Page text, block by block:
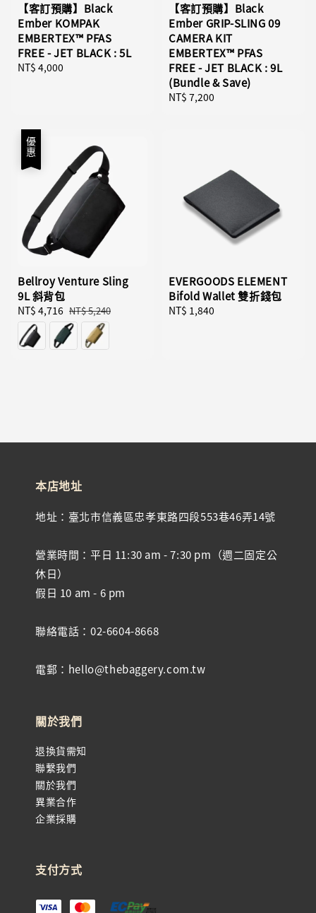
【客訂預購】Black
Ember KOMPAK
EMBERTEX™ PFAS
FREE - JET BLACK : 5L
Regular
NT$ 4,000
【客訂預購】Black
Ember GRIP-SLING 09
CAMERA KIT
EMBERTEX™ PFAS
FREE - JET BLACK : 9L
(Bundle & Save)
Regular
NT$ 7,200
優惠
Bellroy Venture Sling
9L 斜背包
Sale
price
NT$ 4,716 Regular
price
NT$ 5,240
EVERGOODS ELEMENT
Bifold Wallet 雙折錢包
Regular
NT$ 1,840
本店地址
地址：臺北市信義區忠孝東路四段553巷46弄14號
營業時間：平日 11:30 am - 7:30 pm（週二固定公
休日）
假日 10 am - 6 pm
聯絡電話：02-6604-8668
電郵：hello@thebaggery.com.tw
關於我們
退換貨需知
聯繫我們
關於我們
異業合作
企業採購
支付方式